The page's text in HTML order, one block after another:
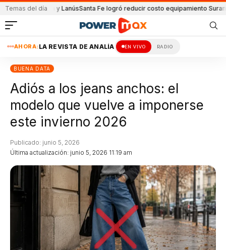
Temas del día
y LanúsSanta Fe logró reducir costo equipamiento Suramericanos
AHORA: LA REVISTA DE ANALÍA EN VIVO RADIO
BUENA DATA
Adiós a los jeans anchos: el
modelo que vuelve a imponerse
este invierno 2026
Última actualización: junio 5, 2026 11:19 am
Publicado: junio 5, 2026